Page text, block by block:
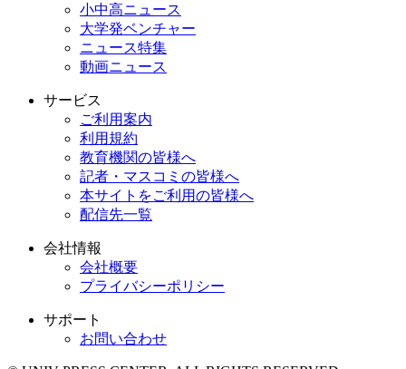
小中高ニュース
大学発ベンチャー
ニュース特集
動画ニュース
サービス
ご利用案内
利用規約
教育機関の皆様へ
記者・マスコミの皆様へ
本サイトをご利用の皆様へ
配信先一覧
会社情報
会社概要
プライバシーポリシー
サポート
お問い合わせ